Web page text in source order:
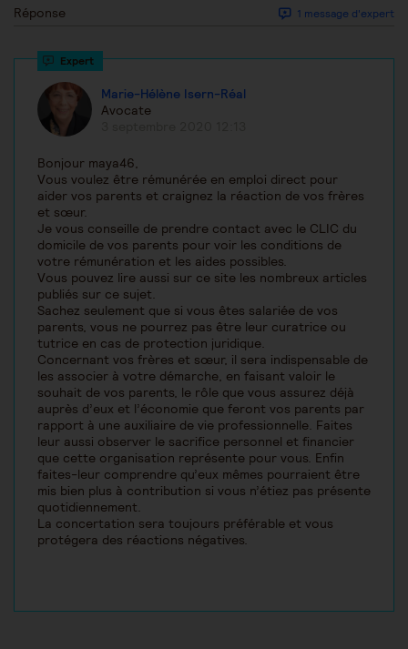
Réponse 1 message d'expert
Marie-Hélène Isern-Réal
Avocate
Bonjour maya46,
Vous voulez être rémunérée en emploi direct pour
aider vos parents et craignez la réaction de vos frères
et sœur.
Je vous conseille de prendre contact avec le CLIC du
domicile de vos parents pour voir les conditions de
votre rémunération et les aides possibles.
Vous pouvez lire aussi sur ce site les nombreux articles
publiés sur ce sujet.
Sachez seulement que si vous êtes salariée de vos
parents, vous ne pourrez pas être leur curatrice ou
tutrice en cas de protection juridique.
Concernant vos frères et sœur, il sera indispensable de
les associer à votre démarche, en faisant valoir le
souhait de vos parents, le rôle que vous assurez déjà
auprès d’eux et l’économie que feront vos parents par
rapport à une auxiliaire de vie professionnelle. Faites
leur aussi observer le sacrifice personnel et financier
que cette organisation représente pour vous. Enfin
faites-leur comprendre qu’eux mêmes pourraient être
mis bien plus à contribution si vous n’étiez pas présente
quotidiennement.
La concertation sera toujours préférable et vous
protégera des réactions négatives.